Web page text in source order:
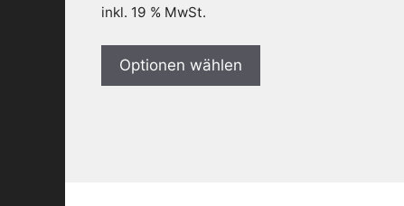
inkl. 19 % MwSt.
Optionen wählen